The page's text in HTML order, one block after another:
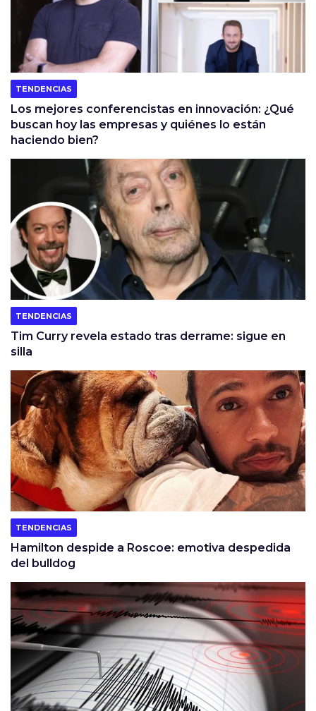
TENDENCIAS
Los mejores conferencistas en innovación: ¿Qué
buscan hoy las empresas y quiénes lo están
haciendo bien?
TENDENCIAS
Tim Curry revela estado tras derrame: sigue en
silla
TENDENCIAS
Hamilton despide a Roscoe: emotiva despedida
del bulldog